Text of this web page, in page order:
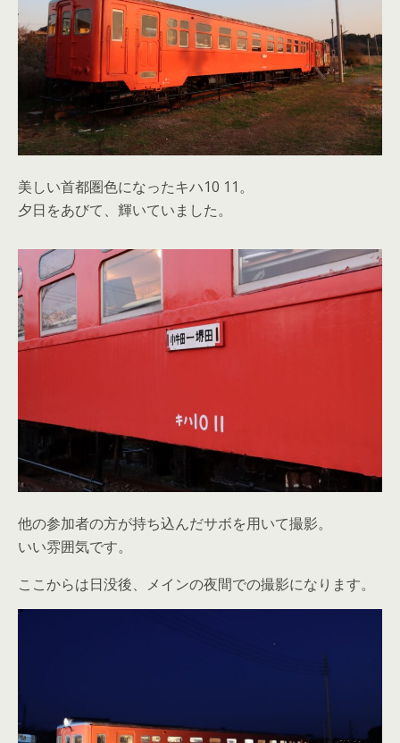
美しい首都圏色になったキハ10 11。
夕日をあびて、輝いていました。
他の参加者の方が持ち込んだサボを用いて撮影。
いい雰囲気です。
ここからは日没後、メインの夜間での撮影になります。